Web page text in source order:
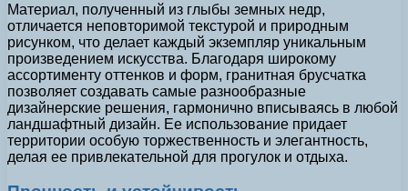
Материал, полученный из глыбы земных недр,
отличается неповторимой текстурой и природным
рисунком, что делает каждый экземпляр уникальным
произведением искусства. Благодаря широкому
ассортименту оттенков и форм, гранитная брусчатка
позволяет создавать самые разнообразные
дизайнерские решения, гармонично вписываясь в любой
ландшафтный дизайн. Ее использование придает
территории особую торжественность и элегантность,
делая ее привлекательной для прогулок и отдыха.